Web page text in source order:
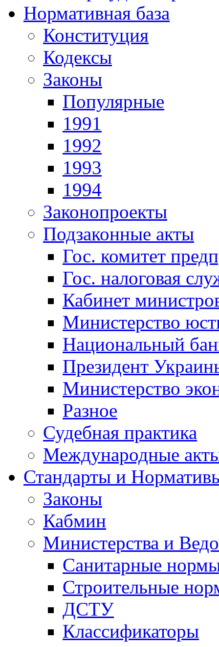
Нормативная база
Конституция
Кодексы
Законы
Популярные
1991
1992
1993
1994
Законопроекты
Подзаконные акты
Гос. комитет
Гос. налоговая
Кабинет
Министерство
Национальный
Президент
Министерство
Разное
Судебная практика
Международные
Стандарты и
Законы
Кабмин
Министерства и
Санитарные
Строительные
ДСТУ
Классификаторы